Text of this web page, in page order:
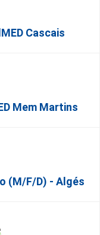
Cascais
Mem Martins
(m/f/d) - Algés